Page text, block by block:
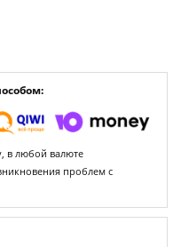
в любой валюте
проблем с